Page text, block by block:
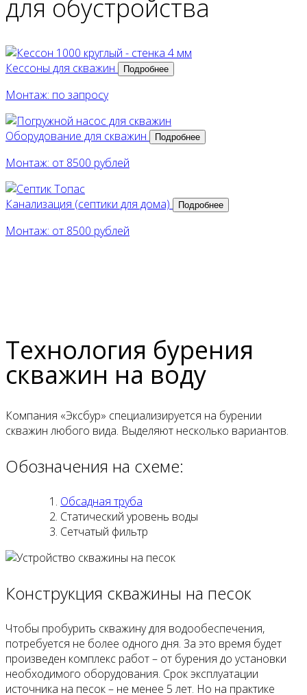
для обустройства
Кессоны для скважин Подробнее
Монтаж: по запросу
Оборудование для скважин Подробнее
Монтаж: от 8500 рублей
Канализация (септики для дома) Подробнее
Монтаж: от 8500 рублей
Технология бурения
скважин на воду
Компания «Эксбур» специализируется на бурении
скважин любого вида. Выделяют несколько вариантов.
Обозначения на схеме:
Обсадная труба
Статический уровень воды
Сетчатый фильтр
Конструкция скважины на песок
Чтобы пробурить скважину для водообеспечения,
потребуется не более одного дня. За это время будет
произведен комплекс работ – от бурения до установки
необходимого оборудования. Срок эксплуатации
источника на песок – не менее 5 лет. Но на практике